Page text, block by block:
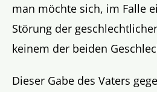
man möchte sich, im Falle
Störung der
keinem der beiden
Dieser Gabe des Vaters